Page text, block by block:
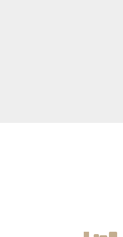
public_html/include/article/